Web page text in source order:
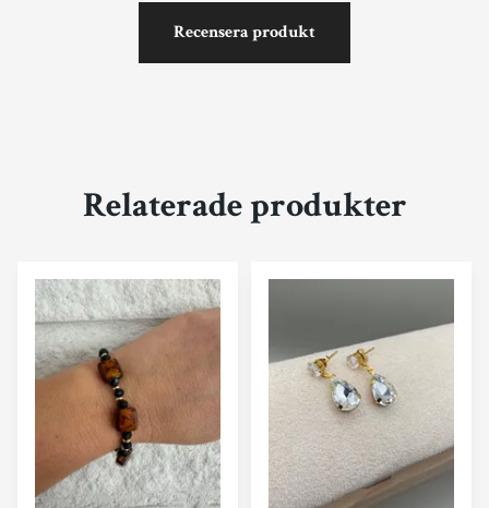
Recensera produkt
Relaterade produkter